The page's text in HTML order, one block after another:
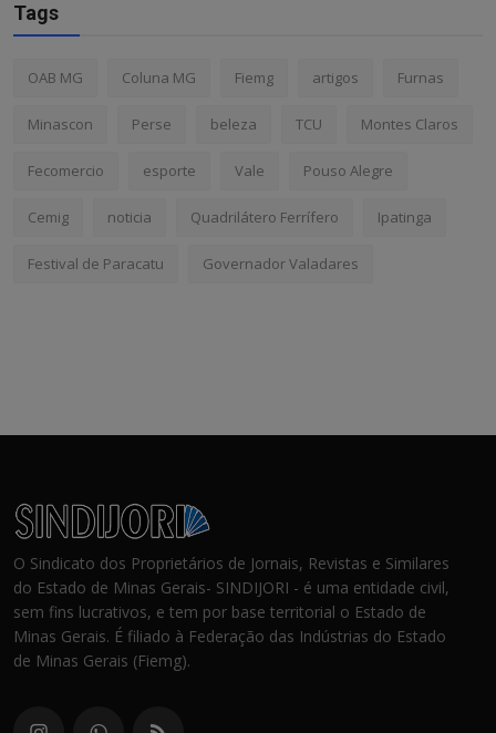
Tags
OAB MG Coluna MG Fiemg artigos Furnas
Minascon Perse beleza TCU Montes Claros
Fecomercio esporte Vale Pouso Alegre
Cemig noticia Quadrilátero Ferrífero Ipatinga
Festival de Paracatu Governador Valadares
O Sindicato dos Proprietários de Jornais, Revistas e Similares
do Estado de Minas Gerais- SINDIJORI - é uma entidade civil,
sem fins lucrativos, e tem por base territorial o Estado de
Minas Gerais. É filiado à Federação das Indústrias do Estado
de Minas Gerais (Fiemg).